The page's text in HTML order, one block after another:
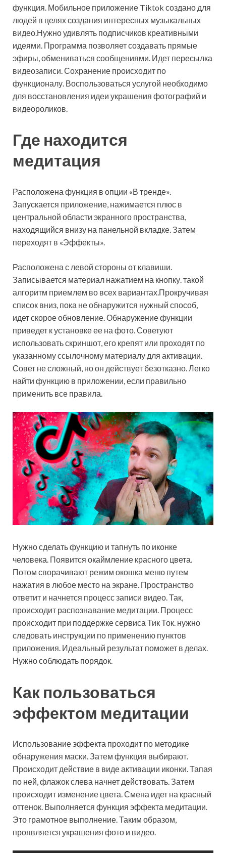
функция. Мобильное приложение Tiktok создано для
людей в целях создания интересных музыкальных
видео.Нужно удивлять подписчиков креативными
идеями. Программа позволяет создавать прямые
эфиры, обмениваться сообщениями. Идет пересылка
видеозаписи. Сохранение происходит по
функционалу. Воспользоваться услугой необходимо
для восстановления идеи украшения фотографий и
видеороликов.
Где находится
медитация
Расположена функция в опции «В тренде».
Запускается приложение, нажимается плюс в
центральной области экранного пространства,
находящийся внизу на панельной вкладке. Затем
переходят в «Эффекты».
Расположена с левой стороны от клавиши.
Записывается материал нажатием на кнопку. такой
алгоритм приемлем во всех вариантах.Прокручивая
список вниз, пока не обнаружится нужный способ,
идет скорое обновление. Обнаружение функции
приведет к установке ее на фото. Советуют
использовать скриншот, его крепят или проходят по
указанному ссылочному материалу для активации.
Совет не сложный, но он действует безотказно. Легко
найти функцию в приложении, если правильно
применить все правила.
Нужно сделать функцию и тапнуть по иконке
человека. Появится окаймление красного цвета.
Потом сворачивают режим окошка меню путем
нажатия в любое место на экране. Пространство
ответит и начнется процесс записи видео. Так,
происходит распознавание медитации. Процесс
происходит при поддержке сервиса Тик Ток. нужно
следовать инструкции по применению пунктов
приложения. Идеальный результат поможет в делах.
Нужно соблюдать порядок.
Как пользоваться
эффектом медитации
Использование эффекта проходит по методике
обнаружения маски. Затем функция выбирают.
Происходит действие в виде активации иконки. Тапая
по ней, флажок слева начнет действовать. Затем
происходит изменение цвета. Смена идет на красный
оттенок. Выполняется функция эффекта медитации.
Это грамотное выполнение. Таким образом,
проявляется украшения фото и видео.